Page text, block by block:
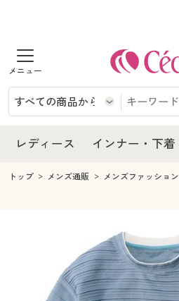
商品を探す
レディース
レディースファッション
インナー・下着
インナー・下着通販すべて
ジュニア・ティーンズ下着
メンズ
メンズファッション
メンズ下着
家電・雑貨すべて
寝具・インテリア・家具
寝具・インテリア・家具通販すべて
美容・健康
レディース インナー・下着
レディース
レディース通販すべて
レディースファッション
インナー・下着
インナー・下着通販すべて
ジュニア・ティーンズ下着
メンズ
キッチン・雑貨・日用品
寝具・インテリア・家具通販すべて
家具・収納
美容・健康通販すべて
制服・スクール
トップ メンズ通販 メンズファッション